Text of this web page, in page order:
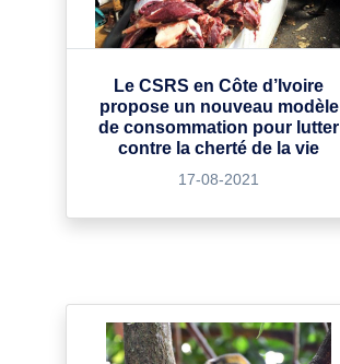
Le CSRS en Côte d’Ivoire
propose un nouveau modèle
de consommation pour lutter
contre la cherté de la vie
17-08-2021